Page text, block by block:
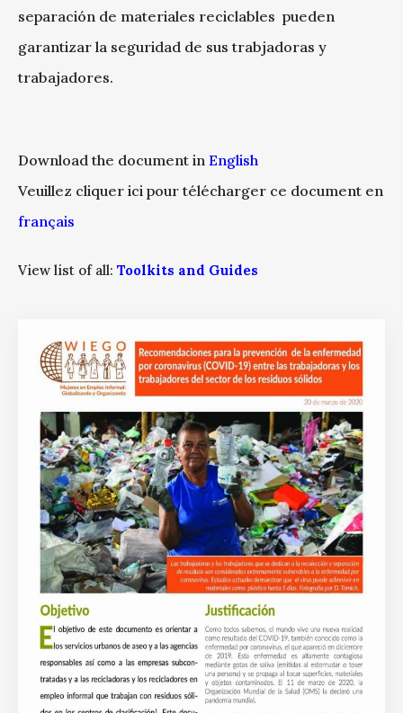
separación de materiales reciclables pueden
garantizar la seguridad de sus trabjadoras y
trabajadores.
Download the document in English
Veuillez cliquer ici pour télécharger ce document en
français
View list of all: Toolkits and Guides